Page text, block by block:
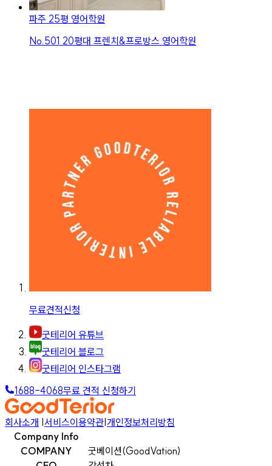
파주 25평 영어학원
No. 501 20평대 프렌치&프로방스 영어학원
무료견적신청
굿테리어 유튜브
굿테리어 블로그
굿테리어 인스타그램
1688-4068무료 견적 신청하기
회사소개 |서비스이용약관|개인정보처리방침
Company Info
COMPANY
굿베이션(GoodVation)